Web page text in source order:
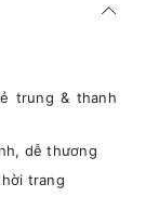
trung & thanh
dễ thương
trang